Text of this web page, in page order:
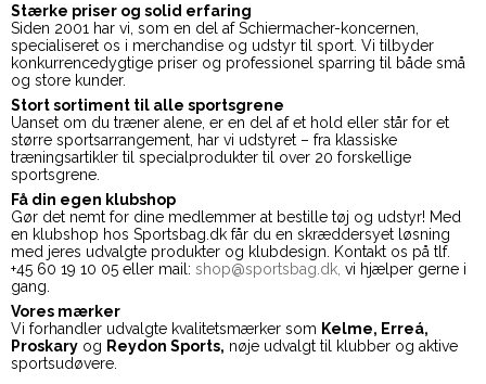
Stærke priser og solid erfaring
Siden 2001 har vi, som en del af Schiermacher-koncernen,
specialiseret os i merchandise og udstyr til sport. Vi tilbyder
konkurrencedygtige priser og professionel sparring til både små
og store kunder.
Stort sortiment til alle sportsgrene
Uanset om du træner alene, er en del af et hold eller står for et
større sportsarrangement, har vi udstyret – fra klassiske
træningsartikler til specialprodukter til over 20 forskellige
sportsgrene.
Få din egen klubshop
Gør det nemt for dine medlemmer at bestille tøj og udstyr! Med
en klubshop hos Sportsbag.dk får du en skræddersyet løsning
med jeres udvalgte produkter og klubdesign. Kontakt os på tlf.
+45 60 19 10 05 eller mail: shop@sportsbag.dk, vi hjælper gerne i
gang.
Vores mærker
Vi forhandler udvalgte kvalitetsmærker som Kelme, Erreá,
Proskary og Reydon Sports, nøje udvalgt til klubber og aktive
sportsudøvere.